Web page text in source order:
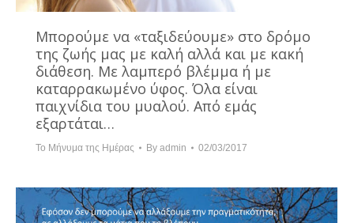
Μπορούμε να «ταξιδεύουμε» στο δρόμο
της ζωής μας με καλή αλλά και με κακή
διάθεση. Με λαμπερό βλέμμα ή με
καταρρακωμένο ύφος. Όλα είναι
παιχνίδια του μυαλού. Από εμάς
εξαρτάται…
Το Μήνυμα της Ημέρας By admin 02/03/2017